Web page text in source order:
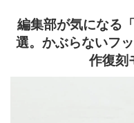
編集部が気になる
選。かぶらないフ
作復刻